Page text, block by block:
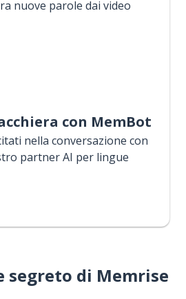
nuove parole dai video
con MemBot
nella conversazione con
partner AI per lingue
segreto di Memrise